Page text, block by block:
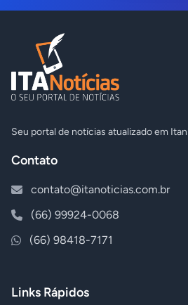
Seu portal de notícias atualizado em
Contato
contato@itanoticias.com.br
(66) 99924-0068
(66) 98418-7171
Links Rápidos